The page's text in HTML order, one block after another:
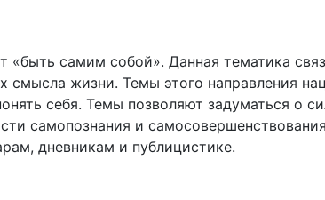
самим собой». Данная тематика
смысла жизни. Темы этого направления
себя. Темы позволяют задуматься о
самопознания и
дневникам и публицистике.